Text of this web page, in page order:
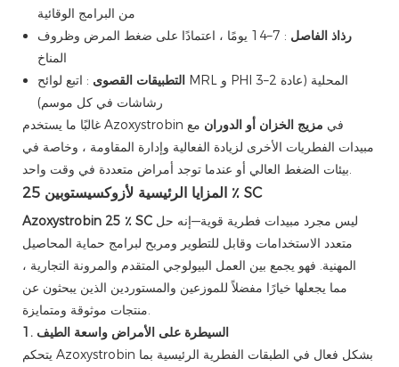
من البرامج الوقائية
رذاذ الفاصل
: 7–14 يومًا ، اعتمادًا على ضغط المرض وظروف
المناخ
التطبيقات القصوى : اتبع لوائح MRL و PHI المحلية (عادة 2–3
رشاشات في كل موسم)
غالبًا ما يستخدم Azoxystrobin في مزيج الخزان أو الدوران مع
مبيدات الفطريات الأخرى لزيادة الفعالية وإدارة المقاومة ، وخاصة في
بيئات الضغط العالي أو عندما توجد أمراض متعددة في وقت واحد.
المزايا الرئيسية لأزوكسيستوبين 25 ٪ SC
Azoxystrobin 25 ٪ SC ليس مجرد مبيدات فطرية قوية—إنه حل
متعدد الاستخدامات وقابل للتطوير ومربح لبرامج حماية المحاصيل
المهنية. فهو يجمع بين العمل البيولوجي المتقدم والمرونة التجارية ،
مما يجعلها خيارًا مفضلاً للموزعين والمستوردين الذين يبحثون عن
منتجات موثوقة ومتمايزة.
1. السيطرة على الأمراض واسعة الطيف
يتحكم Azoxystrobin بشكل فعال في الطبقات الفطرية الرئيسية بما